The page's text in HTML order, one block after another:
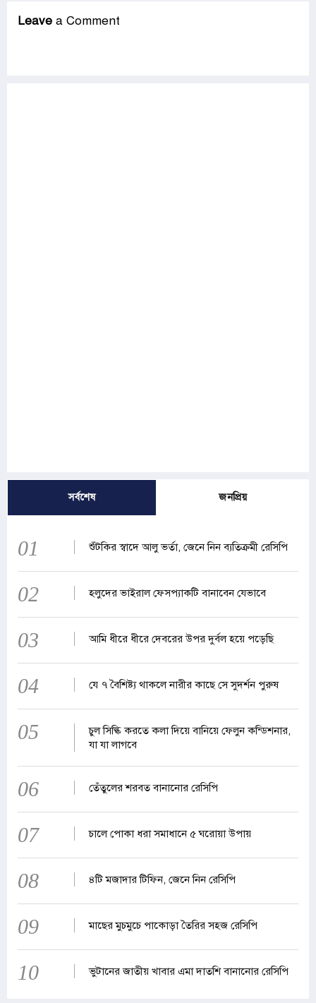
Leave a Comment
সর্বশেষ জনপ্রিয়
01 শুঁটকির স্বাদে আলু ভর্তা, জেনে নিন ব্যতিক্রমী রেসিপি
02 হলুদের ভাইরাল ফেসপ্যাকটি বানাবেন যেভাবে
03 আমি ধীরে ধীরে দেবরের উপর দুর্বল হয়ে পড়েছি
04 যে ৭ বৈশিষ্ট্য থাকলে নারীর কাছে সে সুদর্শন পুরুষ
05
চুল সিল্কি করতে কলা দিয়ে বানিয়ে ফেলুন কন্ডিশনার,
যা যা লাগবে
06 তেঁতুলের শরবত বানানোর রেসিপি
07 চালে পোকা ধরা সমাধানে ৫ ঘরোয়া উপায়
08 ৪টি মজাদার টিফিন, জেনে নিন রেসিপি
09 মাছের মুচমুচে পাকোড়া তৈরির সহজ রেসিপি
10 ভুটানের জাতীয় খাবার এমা দাতশি বানানোর রেসিপি